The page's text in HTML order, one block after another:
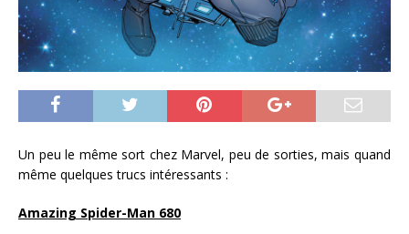
Un peu le même sort chez Marvel, peu de sorties, mais quand
même quelques trucs intéressants :
Amazing Spider-Man 680